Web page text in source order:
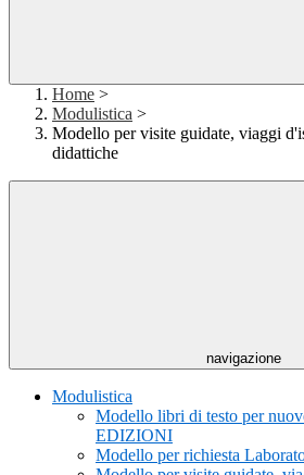
Home >
Modulistica >
Modello per visite guidate, viaggi
didattiche
navigazione
Modulistica
Modello libri di testo per
EDIZIONI
Modello per richiesta